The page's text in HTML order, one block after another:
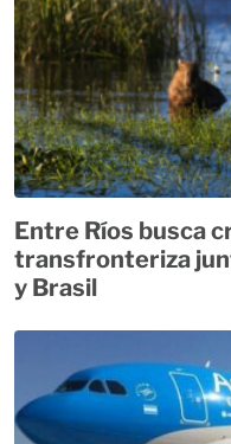
Entre Ríos busca
transfronteriza
y Brasil